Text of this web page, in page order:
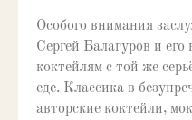
Особого внимания
Сергей Балагуров и его
коктейлям с той же
еде. Классика в
авторские коктейли,
Бар
Кухня
Ваше
Как